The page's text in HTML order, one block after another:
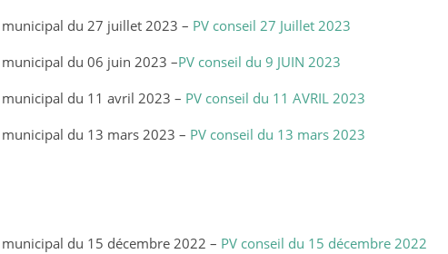
du 27 juillet 2023 – PV conseil 27 Juillet 2023
du 06 juin 2023 –PV conseil du 9 JUIN 2023
du 11 avril 2023 – PV conseil du 11 AVRIL 2023
du 13 mars 2023 – PV conseil du 13 mars 2023
du 15 décembre 2022 – PV conseil du 15 décembre 2022